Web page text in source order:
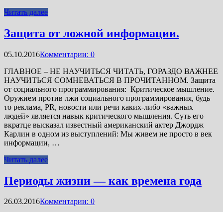
Читать далее
Защита от ложной информации.
05.10.2016Комментарии: 0
ГЛАВНОЕ – НЕ НАУЧИТЬСЯ ЧИТАТЬ, ГОРАЗДО ВАЖНЕЕ
НАУЧИТЬСЯ СОМНЕВАТЬСЯ В ПРОЧИТАННОМ. Защита
от социального программирования: Критическое мышление.
Оружием против лжи социального программирования, будь
то реклама, PR, новости или речи каких-либо «важных
людей» является навык критического мышления. Суть его
вкратце высказал известный американский актер Джордж
Карлин в одном из выступлений: Мы живем не просто в век
информации, …
Читать далее
Периоды жизни — как времена года
26.03.2016Комментарии: 0